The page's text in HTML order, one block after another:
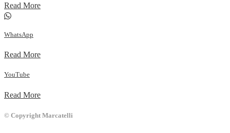
Read More
WhatsApp
Read More
YouTube
Read More
© Copyright Marcatelli